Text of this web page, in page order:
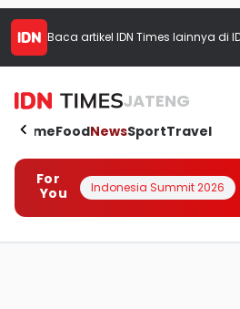
Baca artikel IDN Times lainnya di
JATENG
HomeFoodNewsSportTravel
For
You
Indonesia Summit 2026